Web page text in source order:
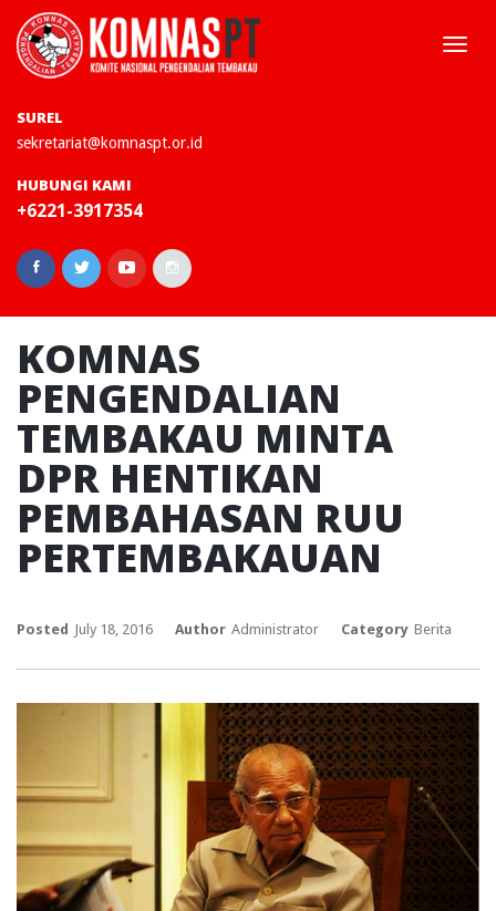
SUREL
sekretariat@komnaspt.or.id
HUBUNGI KAMI
+6221-3917354
KOMNAS
PENGENDALIAN
TEMBAKAU MINTA
DPR HENTIKAN
PEMBAHASAN RUU
PERTEMBAKAUAN
Posted July 18, 2016 Author Administrator Category Berita